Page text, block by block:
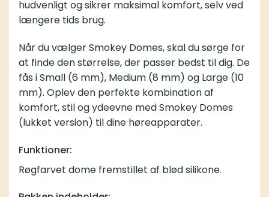
hudvenligt og sikrer maksimal komfort, selv ved
længere tids brug.
Når du vælger Smokey Domes, skal du sørge for
at finde den størrelse, der passer bedst til dig. De
fås i Small (6 mm), Medium (8 mm) og Large (10
mm). Oplev den perfekte kombination af
komfort, stil og ydeevne med Smokey Domes
(lukket version) til dine høreapparater.
Funktioner:
Røgfarvet dome fremstillet af blød silikone.